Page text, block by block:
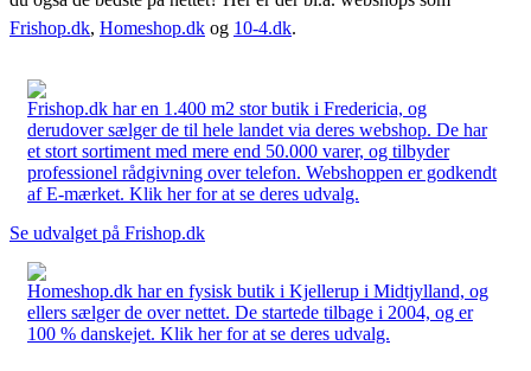
Frishop.dk, Homeshop.dk og 10-4.dk.
Frishop.dk har en 1.400 m2 stor butik i Fredericia, og
derudover sælger de til hele landet via deres webshop. De har
et stort sortiment med mere end 50.000 varer, og tilbyder
professionel rådgivning over telefon. Webshoppen er godkendt
af E-mærket. Klik her for at se deres udvalg.
Se udvalget på Frishop.dk
Homeshop.dk har en fysisk butik i Kjellerup i Midtjylland, og
ellers sælger de over nettet. De startede tilbage i 2004, og er
100 % danskejet. Klik her for at se deres udvalg.